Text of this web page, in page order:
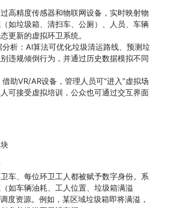
高精度传感器和物联网设备，实时映射物
如垃圾箱、清扫车、公厕）、人员、车辆
更新的虚拟环卫系统。
析：AI算法可优化垃圾清运路线、预测垃
违规倾倒行为，并通过历史数据模拟不同
助VR/AR设备，管理人员可“进入”虚拟场
可接受虚拟培训，公众也可通过交互界面
车、每位环卫工人都被赋予数字身份。系
如车辆油耗、工人位置、垃圾箱满溢
度资源。例如，某区域垃圾箱即将满溢，